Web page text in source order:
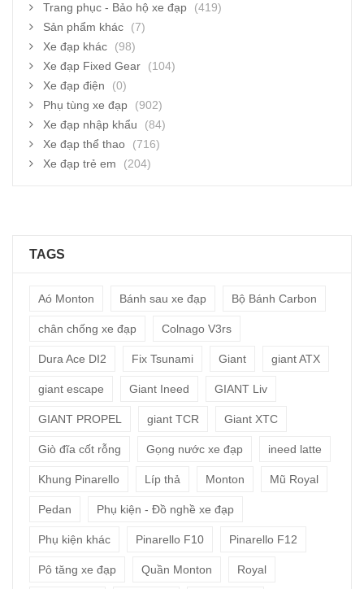
Trang phục - Bảo hộ xe đạp
(419)
Sản phẩm khác
(7)
Xe đạp khác
(98)
Xe đạp Fixed Gear
(104)
Xe đạp điện
(0)
Phụ tùng xe đạp
(902)
Xe đạp nhập khẩu
(84)
Xe đạp thể thao
(716)
Xe đạp trẻ em
(204)
TAGS
Aó Monton Bánh sau xe đạp Bộ Bánh Carbon
chân chống xe đạp Colnago V3rs
Dura Ace DI2 Fix Tsunami Giant giant ATX
giant escape Giant Ineed GIANT Liv
GIANT PROPEL giant TCR Giant XTC
Giò đĩa cốt rỗng Gọng nước xe đạp ineed latte
Khung Pinarello Líp thả Monton Mũ Royal
Pedan Phụ kiện - Đồ nghề xe đạp
Phụ kiện khác Pinarello F10 Pinarello F12
Pô tăng xe đạp Quần Monton Royal